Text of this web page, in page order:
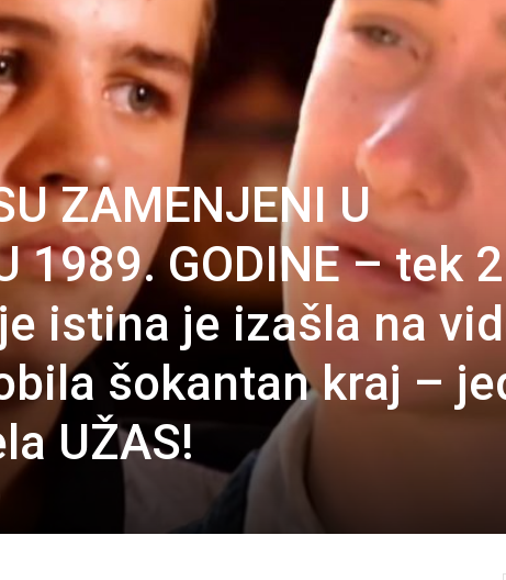
ZAMENJENI U
1989. GODINE – tek 2
istina je izašla na
šokantan kraj –
UŽAS!